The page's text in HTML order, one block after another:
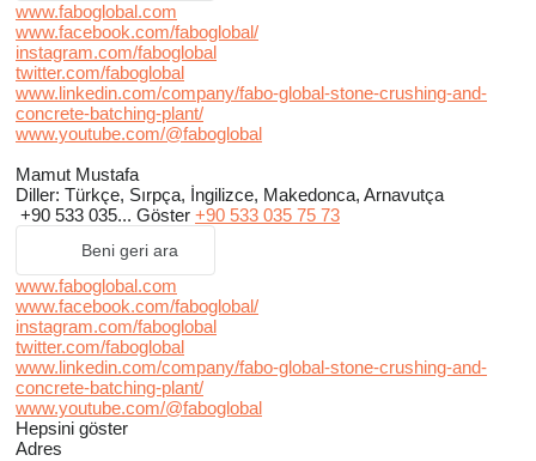
www.faboglobal.com
www.facebook.com/faboglobal/
instagram.com/faboglobal
twitter.com/faboglobal
www.linkedin.com/company/fabo-global-stone-crushing-and-
concrete-batching-plant/
www.youtube.com/@faboglobal
Mamut Mustafa
Diller: Türkçe, Sırpça, İngilizce, Makedonca, Arnavutça
+90 533 035... Göster +90 533 035 75 73
Beni geri ara
www.faboglobal.com
www.facebook.com/faboglobal/
instagram.com/faboglobal
twitter.com/faboglobal
www.linkedin.com/company/fabo-global-stone-crushing-and-
concrete-batching-plant/
www.youtube.com/@faboglobal
Hepsini göster
Adres